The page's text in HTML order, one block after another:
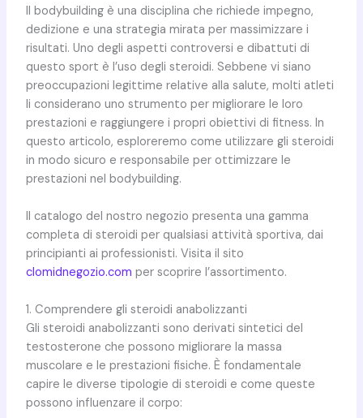
Il bodybuilding è una disciplina che richiede impegno,
dedizione e una strategia mirata per massimizzare i
risultati. Uno degli aspetti controversi e dibattuti di
questo sport è l’uso degli steroidi. Sebbene vi siano
preoccupazioni legittime relative alla salute, molti atleti
li considerano uno strumento per migliorare le loro
prestazioni e raggiungere i propri obiettivi di fitness. In
questo articolo, esploreremo come utilizzare gli steroidi
in modo sicuro e responsabile per ottimizzare le
prestazioni nel bodybuilding.
Il catalogo del nostro negozio presenta una gamma
completa di steroidi per qualsiasi attività sportiva, dai
principianti ai professionisti. Visita il sito
clomidnegozio.com per scoprire l’assortimento.
1. Comprendere gli steroidi anabolizzanti
Gli steroidi anabolizzanti sono derivati sintetici del
testosterone che possono migliorare la massa
muscolare e le prestazioni fisiche. È fondamentale
capire le diverse tipologie di steroidi e come queste
possono influenzare il corpo: